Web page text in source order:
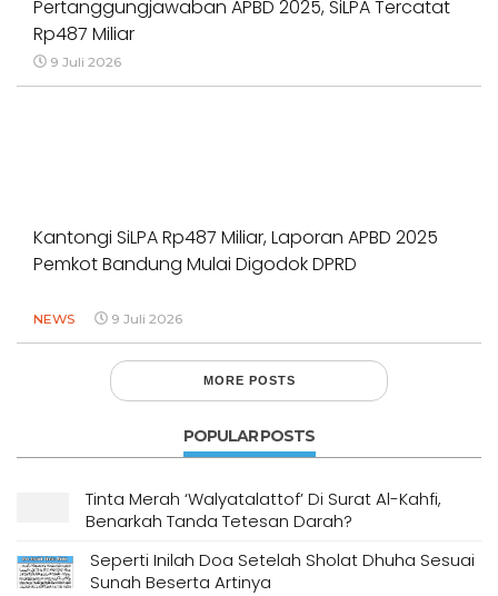
Pertanggungjawaban APBD 2025, SiLPA Tercatat
Rp487 Miliar
9 Juli 2026
Kantongi SiLPA Rp487 Miliar, Laporan APBD 2025
Pemkot Bandung Mulai Digodok DPRD
NEWS 9 Juli 2026
MORE POSTS
POPULAR POSTS
Tinta Merah ‘Walyatalattof’ Di Surat Al-Kahfi,
Benarkah Tanda Tetesan Darah?
Seperti Inilah Doa Setelah Sholat Dhuha Sesuai
Sunah Beserta Artinya